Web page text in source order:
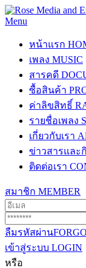
Menu
หน้าแรก
เพลง MUSIC
สารคดี
ซื้อสินค้า
ค่าลิขสิทธิ์
รายชื่อเพลง
เกี่ยวกับเรา
ข่าวสารและ
ติดต่อเรา
สมาชิก MEMBER
ลืมรหัสผ่าน
เข้าสู่ระบบ LOGIN
หรือ